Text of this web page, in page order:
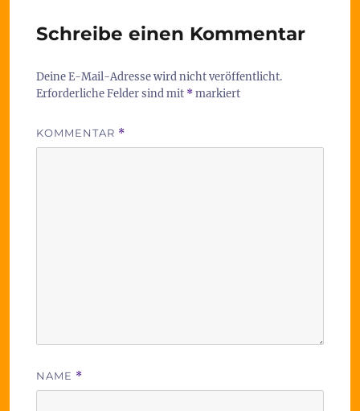
Schreibe einen Kommentar
Deine E-Mail-Adresse wird nicht veröffentlicht.
Erforderliche Felder sind mit *markiert
KOMMENTAR *
NAME *